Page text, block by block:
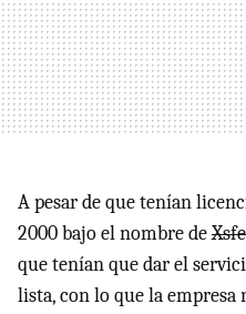
A pesar de que tenían
2000 bajo el nombre de
que tenían que dar el
lista, con lo que la